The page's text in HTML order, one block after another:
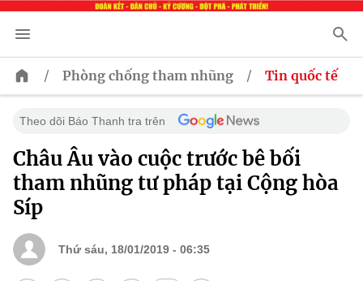
/ Phòng chống tham nhũng / Tin quốc tế
Theo dõi Báo Thanh tra trên
Châu Âu vào cuộc trước bê bối
tham nhũng tư pháp tại Cộng hòa
Síp
Thứ sáu, 18/01/2019 - 06:35